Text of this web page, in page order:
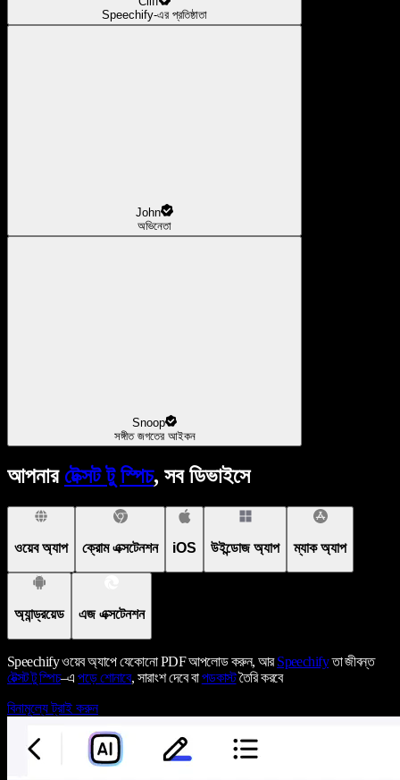
Speechify-এর প্রতিষ্ঠাতা
John
অভিনেতা
Snoop
সঙ্গীত জগতের আইকন
আপনার টেক্সট টু স্পিচ, সব ডিভাইসে
ওয়েব অ্যাপ ক্রোম এক্সটেনশন iOS উইন্ডোজ অ্যাপ ম্যাক অ্যাপ
অ্যান্ড্রয়েড এজ এক্সটেনশন
Speechify ওয়েব অ্যাপে যেকোনো PDF আপলোড করুন, আরSpeechifyতা জীবন্ত
টেক্সট টু স্পিচ–এপড়ে শোনাবে, সারাংশ দেবে বাপডকাস্টতৈরি করবে
বিনামূল্যে ট্রাই করুন